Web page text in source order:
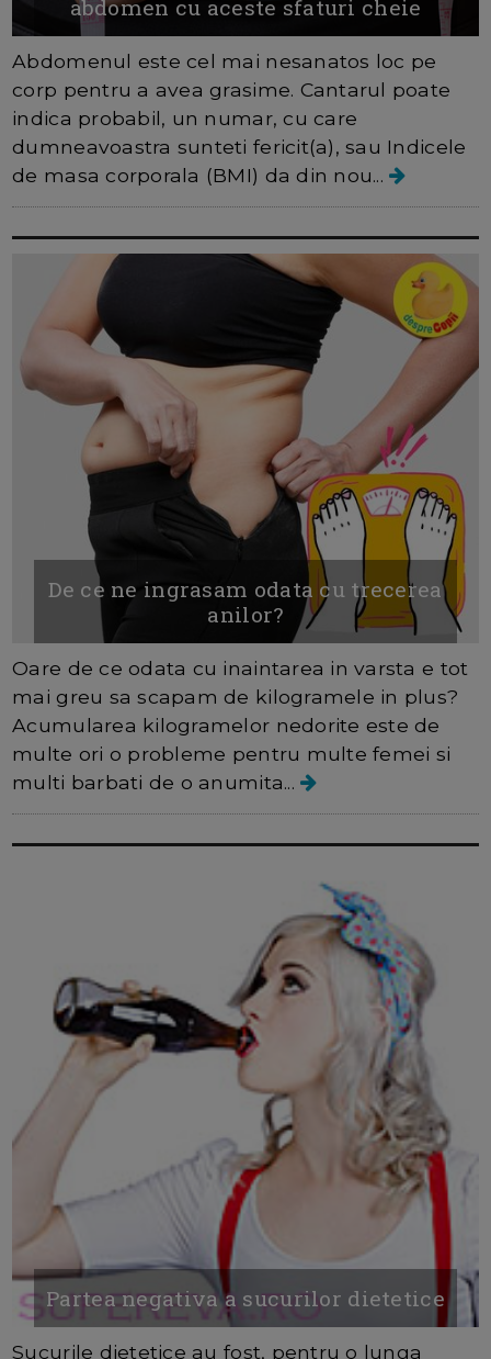
abdomen cu aceste sfaturi cheie
Abdomenul este cel mai nesanatos loc pe
corp pentru a avea grasime. Cantarul poate
indica probabil, un numar, cu care
dumneavoastra sunteti fericit(a), sau Indicele
de masa corporala (BMI) da din nou...
De ce ne ingrasam odata cu trecerea
anilor?
Oare de ce odata cu inaintarea in varsta e tot
mai greu sa scapam de kilogramele in plus?
Acumularea kilogramelor nedorite este de
multe ori o probleme pentru multe femei si
multi barbati de o anumita...
Partea negativa a sucurilor ​​dietetice
Sucurile dietetice au fost, pentru o lunga